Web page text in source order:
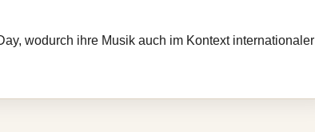
wodurch ihre Musik auch im Kontext internationaler